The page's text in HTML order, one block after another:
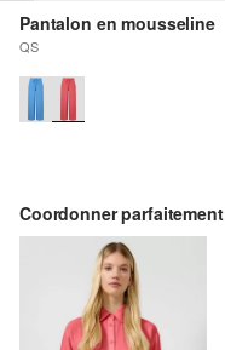
Pantalon en mousseline
QS
Coordonner parfaitement